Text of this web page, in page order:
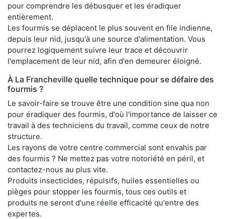
pour comprendre les débusquer et les éradiquer
entièrement.
Les fourmis se déplacent le plus souvent en file indienne,
depuis leur nid, jusqu'à une source d'alimentation. Vous
pourrez logiquement suivre leur trace et découvrir
l'emplacement de leur nid, afin d'en demeurer éloigné.
À La Francheville quelle technique pour se défaire des
fourmis ?
Le savoir-faire se trouve être une condition sine qua non
pour éradiquer des fourmis, d'où l'importance de laisser ce
travail à des techniciens du travail, comme ceux de notre
structure.
Les rayons de votre centre commercial sont envahis par
des fourmis ? Ne mettez pas votre notoriété en péril, et
contactez-nous au plus vite.
Produits insecticides, répulsifs, huiles essentielles ou
pièges pour stopper les fourmis, tous ces outils et
produits ne seront d'une réelle efficacité qu'entre des
expertes.